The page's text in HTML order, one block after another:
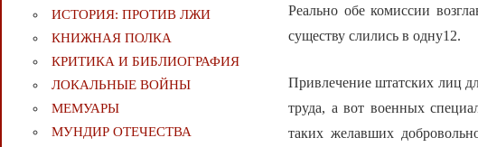
Реально обе комиссии
существу слились в одну12.
Привлечение штатских лиц
труда, а вот военных
таких желавших
ИСТОРИЯ: ПРОТИВ ЛЖИ
КНИЖНАЯ ПОЛКА
КРИТИКА И БИБЛИОГРАФИЯ
ЛОКАЛЬНЫЕ ВОЙНЫ
МЕМУАРЫ
МУНДИР ОТЕЧЕСТВА